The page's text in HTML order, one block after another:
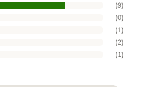
(9)
(0)
(1)
(2)
(1)